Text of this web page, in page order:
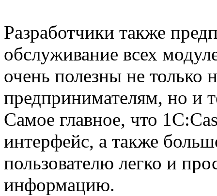
Разработчики также
обслуживание всех
очень полезны не
предпринимателям, но и
Самое главное, что
интерфейс, а также
пользователю легко и
информацию.